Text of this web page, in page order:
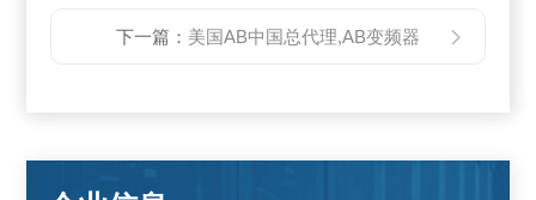
下一篇： 美国AB中国总代理,AB变频器